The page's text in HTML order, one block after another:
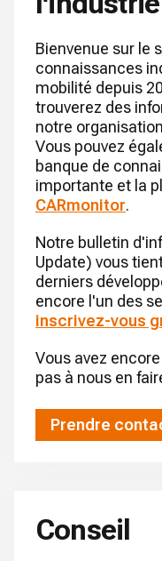
Bienvenue sur le
connaissances
mobilité depuis
trouverez des
notre
Vous pouvez
banque de
importante et la
CARmonitor.
Notre bulletin
Update) vous
derniers
encore l'un des
inscrivez-vous
Vous avez
pas à nous en
Prendre
Conseil